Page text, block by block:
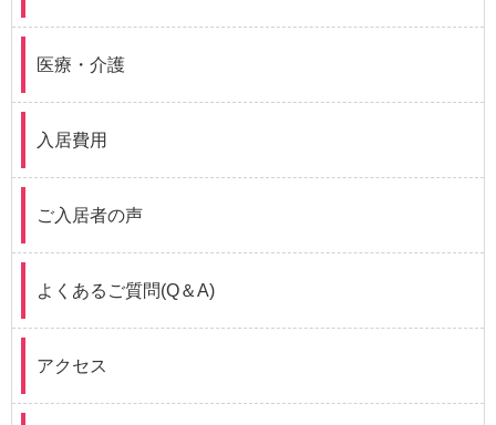
医療・介護
入居費用
ご入居者の声
よくあるご質問(Q＆A)
アクセス